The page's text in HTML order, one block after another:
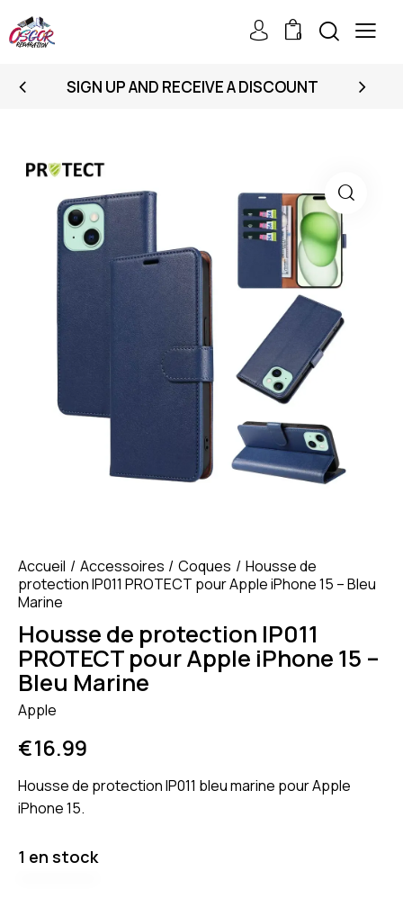
0
SIGN UP AND RECEIVE A DISCOUNT
Accueil Accessoires Coques
Housse de
protection IP011 PROTECT pour Apple iPhone 15 – Bleu
Marine
Housse de protection IP011
PROTECT pour Apple iPhone 15 –
Bleu Marine
Apple
€16.99
Housse de protection IP011 bleu marine pour Apple
iPhone 15.
1 en stock